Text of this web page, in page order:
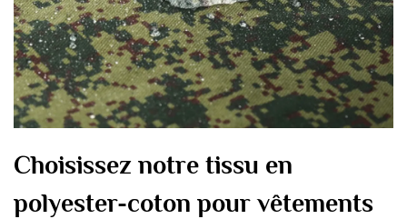
Choisissez notre tissu en
polyester-coton pour vêtements